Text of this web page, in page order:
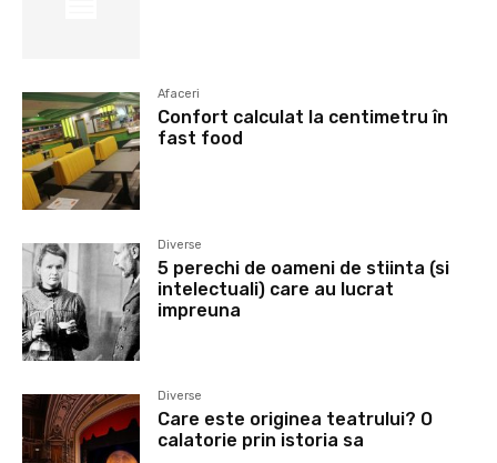
Afaceri
Confort calculat la centimetru în
fast food
Diverse
5 perechi de oameni de stiinta (si
intelectuali) care au lucrat
impreuna
Diverse
Care este originea teatrului? O
calatorie prin istoria sa